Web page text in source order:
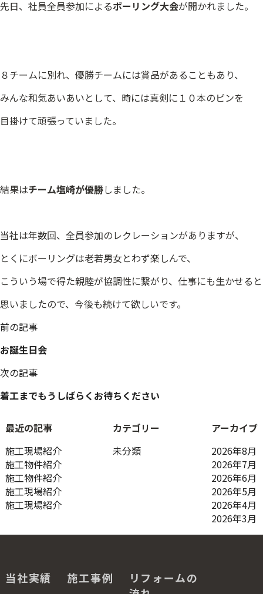
先日、社員全員参加によるボーリング大会が開かれました。
８チームに別れ、優勝チームには賞品があることもあり、
みんな和気あいあいとして、時には真剣に１０本のピンを
目掛けて頑張っていました。
結果はチーム塩崎が優勝しました。
当社は年数回、全員参加のレクレーションがありますが、
とくにボーリングは老若男女とわず楽しんで、
こういう場で得た親睦が協調性に繋がり、仕事にも生かせると
思いましたので、今後も続けて欲しいです。
投
ナ
ビ
ゲ
ー
ョ
ン
前の記事
お誕生日会
次の記事
着工までもうしばらくお待ちください
最近の記事
施工現場紹介
施工物件紹介
施工物件紹介
施工現場紹介
施工現場紹介
カテゴリー
未分類
アーカイブ
2026年8月
2026年7月
2026年6月
2026年5月
2026年4月
2026年3月
当社実績 施工事例
リフォームの